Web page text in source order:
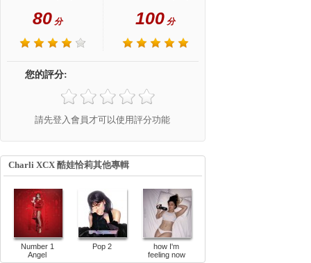
80 分 100 分
您的評分:
請先登入會員才可以使用評分功能
Charli XCX 酷娃恰莉其他專輯
Number 1
Angel
Pop 2
how I'm
feeling now